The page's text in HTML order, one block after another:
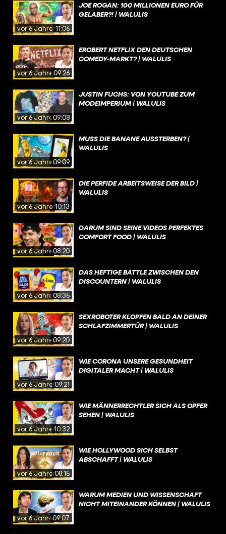
vor 6 Jahren11:06
JOE ROGAN: 100 MILLIONEN EURO FÜR
GELABER?! | WALULIS
vor 6 Jahren09:26
EROBERT NETFLIX DEN DEUTSCHEN
COMEDY-MARKT? | WALULIS
vor 6 Jahren09:08
JUSTIN FUCHS: VON YOUTUBE ZUM
MODEIMPERIUM | WALULIS
vor 6 Jahren09:09
MUSS DIE BANANE AUSSTERBEN? |
WALULIS
vor 6 Jahren10:13
DIE PERFIDE ARBEITSWEISE DER BILD |
WALULIS
vor 6 Jahren08:20
DARUM SIND SEINE VIDEOS PERFEKTES
COMFORT FOOD | WALULIS
vor 6 Jahren08:35
DAS HEFTIGE BATTLE ZWISCHEN DEN
DISCOUNTERN | WALULIS
vor 6 Jahren09:20
SEXROBOTER KLOPFEN BALD AN DEINER
SCHLAFZIMMERTÜR | WALULIS
vor 6 Jahren09:21
WIE CORONA UNSERE GESUNDHEIT
DIGITALER MACHT | WALULIS
vor 6 Jahren10:32
WIE MÄNNERRECHTLER SICH ALS OPFER
SEHEN | WALULIS
vor 6 Jahren08:15
WIE HOLLYWOOD SICH SELBST
ABSCHAFFT | WALULIS
vor 6 Jahren09:07
WARUM MEDIEN UND WISSENSCHAFT
NICHT MITEINANDER KÖNNEN | WALULIS